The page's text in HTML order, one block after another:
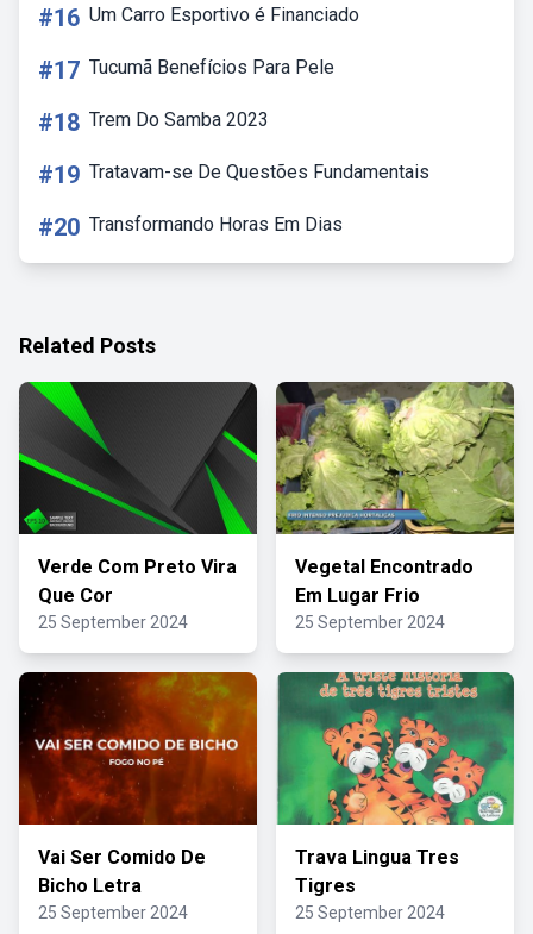
#16 Um Carro Esportivo é Financiado
#17 Tucumã Benefícios Para Pele
#18 Trem Do Samba 2023
#19 Tratavam-se De Questões Fundamentais
#20 Transformando Horas Em Dias
Related Posts
Verde Com Preto Vira
Que Cor
25 September 2024
Vegetal Encontrado
Em Lugar Frio
25 September 2024
Vai Ser Comido De
Bicho Letra
25 September 2024
Trava Lingua Tres
Tigres
25 September 2024